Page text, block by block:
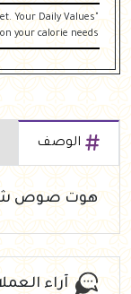
Your Daily Values
your calorie needs
الوصف
هوت صوص
آراء